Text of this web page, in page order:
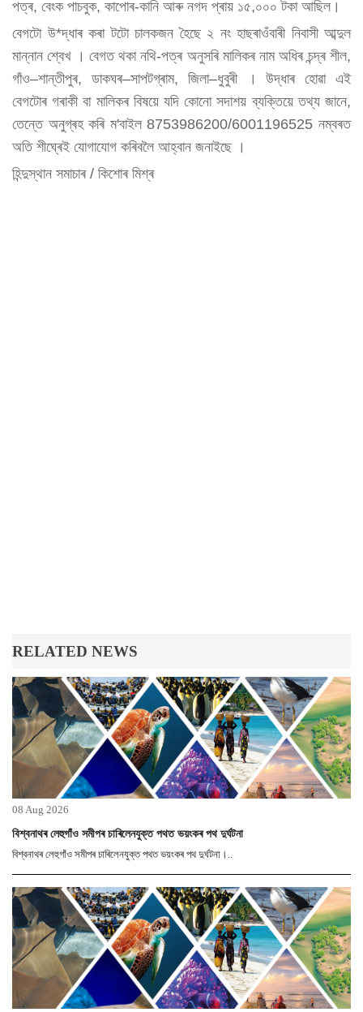
পত্ৰ, বেংক পাচবুক, কাপোৰ-কানি আৰু নগদ প্ৰায় ১৫,০০০ টকা আছিল।
বেগটো উ*দ্ধাৰ কৰা টটো চালকজন হৈছে ২ নং হাছৰাওঁবাৰী নিবাসী আব্দুল
মান্নান শ্বেখ । বেগত থকা নথি-পত্ৰ অনুসৰি মালিকৰ নাম অধিৰ চন্দ্ৰ শীল,
গাঁও–শান্তীপুৰ, ডাকঘৰ–সাপটগ্ৰাম, জিলা–ধুবুৰী । উদ্ধাৰ হোৱা এই
বেগটোৰ গৰাকী বা মালিকৰ বিষয়ে যদি কোনো সদাশয় ব্যক্তিয়ে তথ্য জানে,
তেন্তে অনুগ্ৰহ কৰি ম'বাইল 8753986200/6001196525 নম্বৰত
অতি শীঘ্ৰেই যোগাযোগ কৰিবলৈ আহ্বান জনাইছে ।
হিন্দুস্থান সমাচাৰ / কিশোৰ মিশ্ৰ
RELATED NEWS
08 Aug 2026
বিশ্বনাথৰ লেহুগাঁও সমীপৰ চাৰিলেনযুক্ত পথত ভয়ংকৰ পথ দুৰ্ঘটনা
বিশ্বনাথৰ লেহুগাঁও সমীপৰ চাৰিলেনযুক্ত পথত ভয়ংকৰ পথ দুৰ্ঘটনা।..